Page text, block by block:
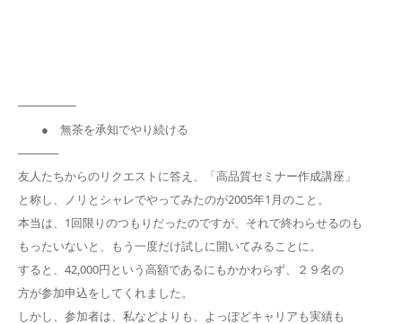
━━━━━
● 無茶を承知でやり続ける
─────
友人たちからのリクエストに答え、「高品質セミナー作成講座」
と称し、ノリとシャレでやってみたのが2005年1月のこと。
本当は、1回限りのつもりだったのですが、それで終わらせるのも
もったいないと、もう一度だけ試しに開いてみることに。
すると、42,000円という高額であるにもかかわらず、２９名の
方が参加申込をしてくれました。
しかし、参加者は、私などよりも、よっぽどキャリアも実績も